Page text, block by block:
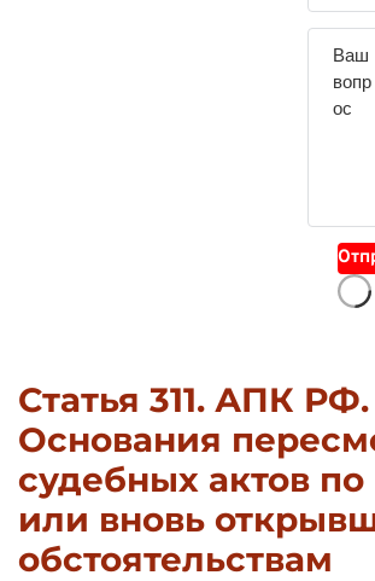
Статья 311. АПК РФ.
Основания
судебных актов
или вновь
обстоятельствам